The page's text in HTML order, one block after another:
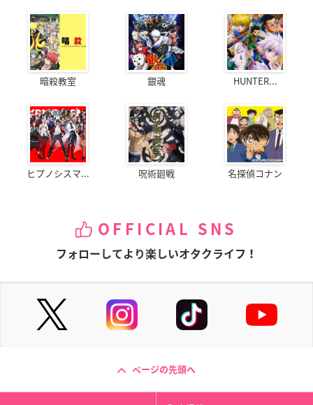
暗殺教室 銀魂 HUNTER...
ヒプノシスマ... 呪術廻戦 名探偵コナン
OFFICIAL SNS
フォローしてより楽しいオタクライフ！
ページの先頭へ